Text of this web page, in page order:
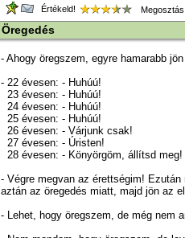
Értékeld!
Öregedés
- Ahogy öregszem, egyre hamarabb
- 22 évesen: - Huhúú!
23 évesen: - Huhúú!
24 évesen: - Huhúú!
25 évesen: - Huhúú!
26 évesen: - Várjunk csak!
27 évesen: - Úristen!
28 évesen: - Könyörgöm, állítsd meg!
- Végre megvan az érettségim!
aztán az öregedés miatt, majd jön az
- Lehet, hogy öregszem, de még nem